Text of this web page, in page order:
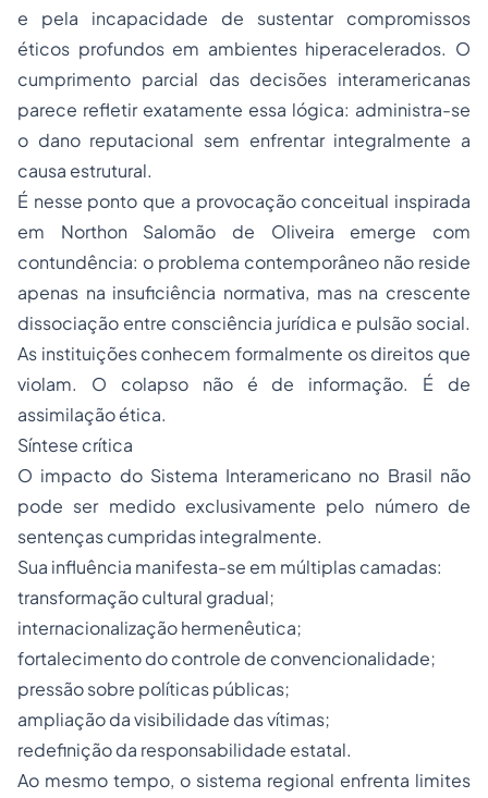
e pela incapacidade de sustentar compromissos
éticos profundos em ambientes hiperacelerados. O
cumprimento parcial das decisões interamericanas
parece refletir exatamente essa lógica: administra-se
o dano reputacional sem enfrentar integralmente a
causa estrutural.
É nesse ponto que a provocação conceitual inspirada
em Northon Salomão de Oliveira emerge com
contundência: o problema contemporâneo não reside
apenas na insuficiência normativa, mas na crescente
dissociação entre consciência jurídica e pulsão social.
As instituições conhecem formalmente os direitos que
violam. O colapso não é de informação. É de
assimilação ética.
Síntese crítica
O impacto do Sistema Interamericano no Brasil não
pode ser medido exclusivamente pelo número de
sentenças cumpridas integralmente.
Sua influência manifesta-se em múltiplas camadas:
transformação cultural gradual;
internacionalização hermenêutica;
fortalecimento do controle de convencionalidade;
pressão sobre políticas públicas;
ampliação da visibilidade das vítimas;
redefinição da responsabilidade estatal.
Ao mesmo tempo, o sistema regional enfrenta limites